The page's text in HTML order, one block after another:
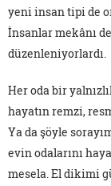
yeni insan tipi de
İnsanlar mekânı
düzenleniyorlardı.
Her oda bir
hayatın remzi,
Ya da şöyle
evin odalarını
mesela. El dikimi